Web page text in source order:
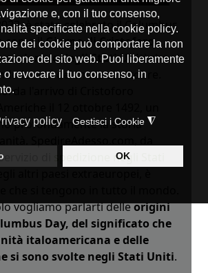
è stato celebrato il Columbus
come ilGiorno di Cristoforo
nazionale degli Stati Uniti che si
lunedì del mese di ottobre.
l'arrivo di Cristoforo
profondamente la storia
di
spedizione negli Stati
vogliamo parlarti delleorigini
Day, del significato che
italoamericana e delle
si sono svolte negli Stati Uniti.